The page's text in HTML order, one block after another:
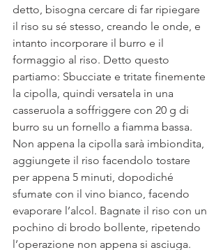
detto, bisogna cercare di far ripiegare
il riso su sé stesso, creando le onde, e
intanto incorporare il burro e il
formaggio al riso. Detto questo
partiamo: Sbucciate e tritate finemente
la cipolla, quindi versatela in una
casseruola a soffriggere con 20 g di
burro su un fornello a fiamma bassa.
Non appena la cipolla sarà imbiondita,
aggiungete il riso facendolo tostare
per appena 5 minuti, dopodiché
sfumate con il vino bianco, facendo
evaporare l’alcol. Bagnate il riso con un
pochino di brodo bollente, ripetendo
l’operazione non appena si asciuga.